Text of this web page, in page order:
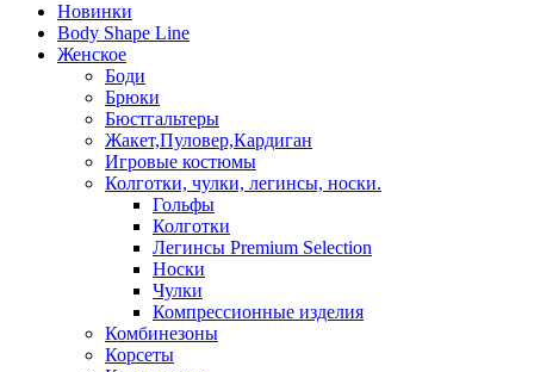
Новинки
Body Shape Line
Женское
Боди
Брюки
Бюстгальтеры
Жакет,Пуловер,Кардиган
Игровые костюмы
Колготки, чулки, легинсы, носки.
Гольфы
Колготки
Легинсы Premium Selection
Носки
Чулки
Компрессионные изделия
Комбинезоны
Корсеты